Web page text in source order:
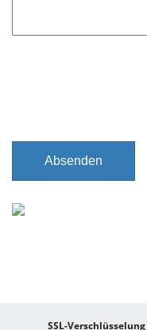
Absenden
SSL-Verschlüsselung